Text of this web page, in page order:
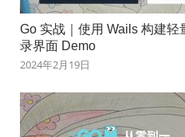
Go 实战｜使用 Wails 构建
录界面 Demo
2024年2月19日